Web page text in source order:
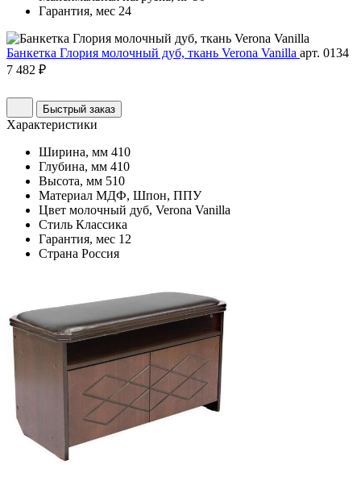
Гарантия, мес 24
Банкетка Глория молочный дуб, ткань Verona Vanilla арт. 0134
7 482 ₽
Быстрый заказ
Характеристики
Ширина, мм 410
Глубина, мм 410
Высота, мм 510
Материал МДФ, Шпон, ППУ
Цвет молочный дуб, Verona Vanilla
Стиль Классика
Гарантия, мес 12
Страна Россия